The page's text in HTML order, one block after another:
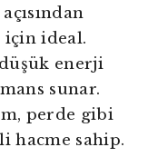
ideal.
enerji
sunar.
perde gibi
hacme sahip.